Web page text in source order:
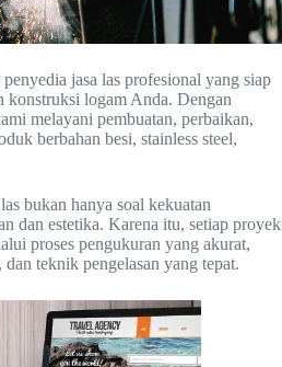
penyedia jasa las profesional yang siap
konstruksi logam Anda. Dengan
melayani pembuatan, perbaikan,
berbahan besi, stainless steel,
bukan hanya soal kekuatan
dan estetika. Karena itu, setiap proyek
proses pengukuran yang akurat,
teknik pengelasan yang tepat.